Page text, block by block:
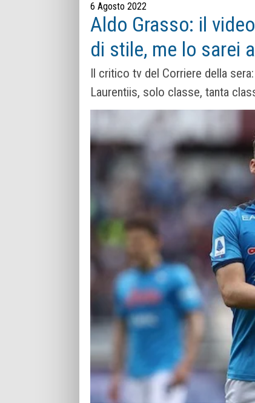
6 Agosto 2022
Aldo Grasso: il
di stile, me lo sarei
Il critico tv del Corriere della
Laurentiis, solo classe, tanta